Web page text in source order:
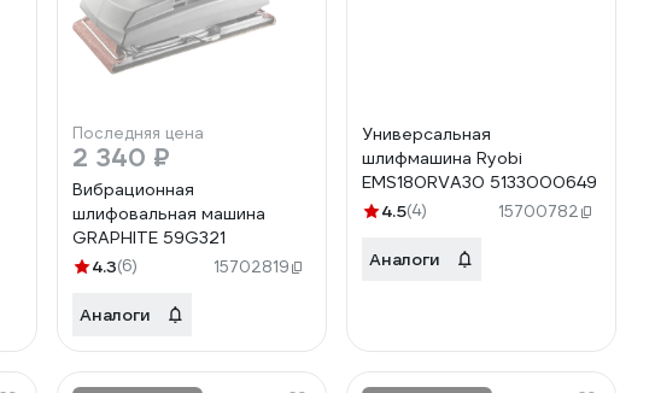
Последняя цена
2 340 ₽
Вибрационная
шлифовальная машина
GRAPHITE 59G321
4.3(6) 15702819
Аналоги
Универсальная
шлифмашина Ryobi
EMS180RVA30 5133000649
4.5(4) 15700782
Аналоги